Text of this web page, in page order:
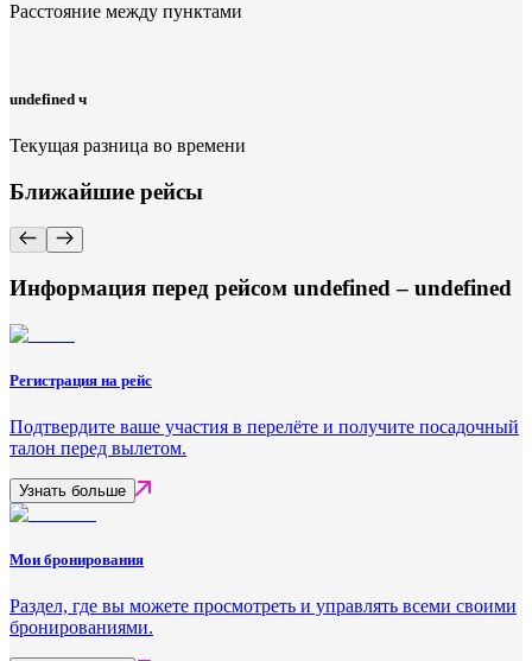
Расстояние между пунктами
undefined ч
Текущая разница во времени
Ближайшие рейсы
Информация перед рейсом undefined – undefined
Регистрация на рейс
Подтвердите ваше участия в перелёте и получите посадочный
талон перед вылетом.
Узнать больше
Мои бронирования
Раздел, где вы можете просмотреть и управлять всеми своими
бронированиями.